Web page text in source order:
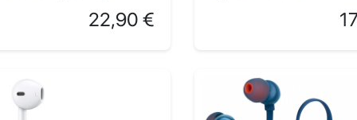
Prix
22,90 €
Prix